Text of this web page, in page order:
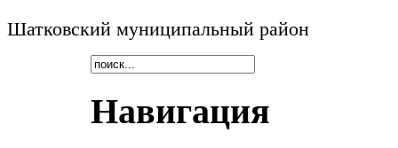
Шатковский муниципальный район
Навигация